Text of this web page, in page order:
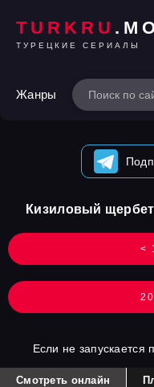
TURKRU
ТУРЕЦКИЕ СЕРИАЛЫ
Жанры
<
Кизиловый щербет
Если не запускается
Смотреть онлайн